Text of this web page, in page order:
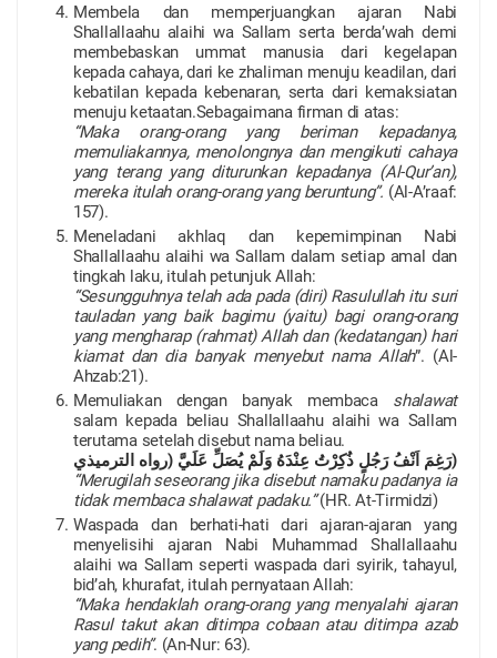
Membela dan memperjuangkan ajaran Nabi
Shallallaahu alaihi wa Sallam serta berda’wah demi
membebaskan ummat manusia dari kegelapan
kepada cahaya, dari ke zhaliman menuju keadilan, dari
kebatilan kepada kebenaran, serta dari kemaksiatan
menuju ketaatan.Sebagaimana firman di atas:
“Maka orang-orang yang beriman kepadanya,
memuliakannya, menolongnya dan mengikuti cahaya
yang terang yang diturunkan kepadanya (Al-Qur’an),
mereka itulah orang-orang yang beruntung”. (Al-A’raaf:
157).
Meneladani akhlaq dan kepemimpinan Nabi
Shallallaahu alaihi wa Sallam dalam setiap amal dan
tingkah laku, itulah petunjuk Allah:
“Sesungguhnya telah ada pada (diri) Rasulullah itu suri
tauladan yang baik bagimu (yaitu) bagi orang-orang
yang mengharap (rahmat) Allah dan (kedatangan) hari
kiamat dan dia banyak menyebut nama Allah”. (Al-
Ahzab:21).
Memuliakan dengan banyak membaca shalawat
salam kepada beliau Shallallaahu alaihi wa Sallam
terutama setelah disebut nama beliau.
رَغِمَ اَنْفُ رَجُلٍ ذُكِرْتُ عِنْدَهُ وَلَمْ يُصَلِّ عَلَيَّ (رواه الترميذي)
“Merugilah seseorang jika disebut namaku padanya ia
tidak membaca shalawat padaku.”(HR. At-Tirmidzi)
Waspada dan berhati-hati dari ajaran-ajaran yang
menyelisihi ajaran Nabi Muhammad Shallallaahu
alaihi wa Sallam seperti waspada dari syirik, tahayul,
bid’ah, khurafat, itulah pernyataan Allah:
“Maka hendaklah orang-orang yang menyalahi ajaran
Rasul takut akan ditimpa cobaan atau ditimpa azab
yang pedih”. (An-Nur: 63).